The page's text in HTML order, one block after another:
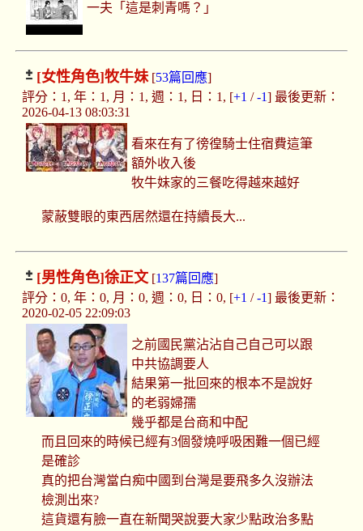
一夫「這是刺青嗎？」
[女性角色]牧牛妹[53篇回應]
評分：1, 年：1, 月：1, 週：1, 日：1, [+1 /-1] 最後更新：
2026-04-13 08:03:31
看來在有了徬徨騎士住宿費這筆
額外收入後
牧牛妹家的三餐吃得越來越好
蒙蔽雙眼的東西居然還在持續長大...
[男性角色]徐正文[137篇回應]
評分：0, 年：0, 月：0, 週：0, 日：0, [+1 /-1] 最後更新：
2020-02-05 22:09:03
之前國民黨沾沾自己自己可以跟
中共協調要人
結果第一批回來的根本不是說好
的老弱婦孺
幾乎都是台商和中配
而且回來的時候已經有3個發燒呼吸困難一個已經
是確診
真的把台灣當白痴中國到台灣是要飛多久沒辦法
檢測出來?
這貨還有臉一直在新聞哭說要大家少點政治多點